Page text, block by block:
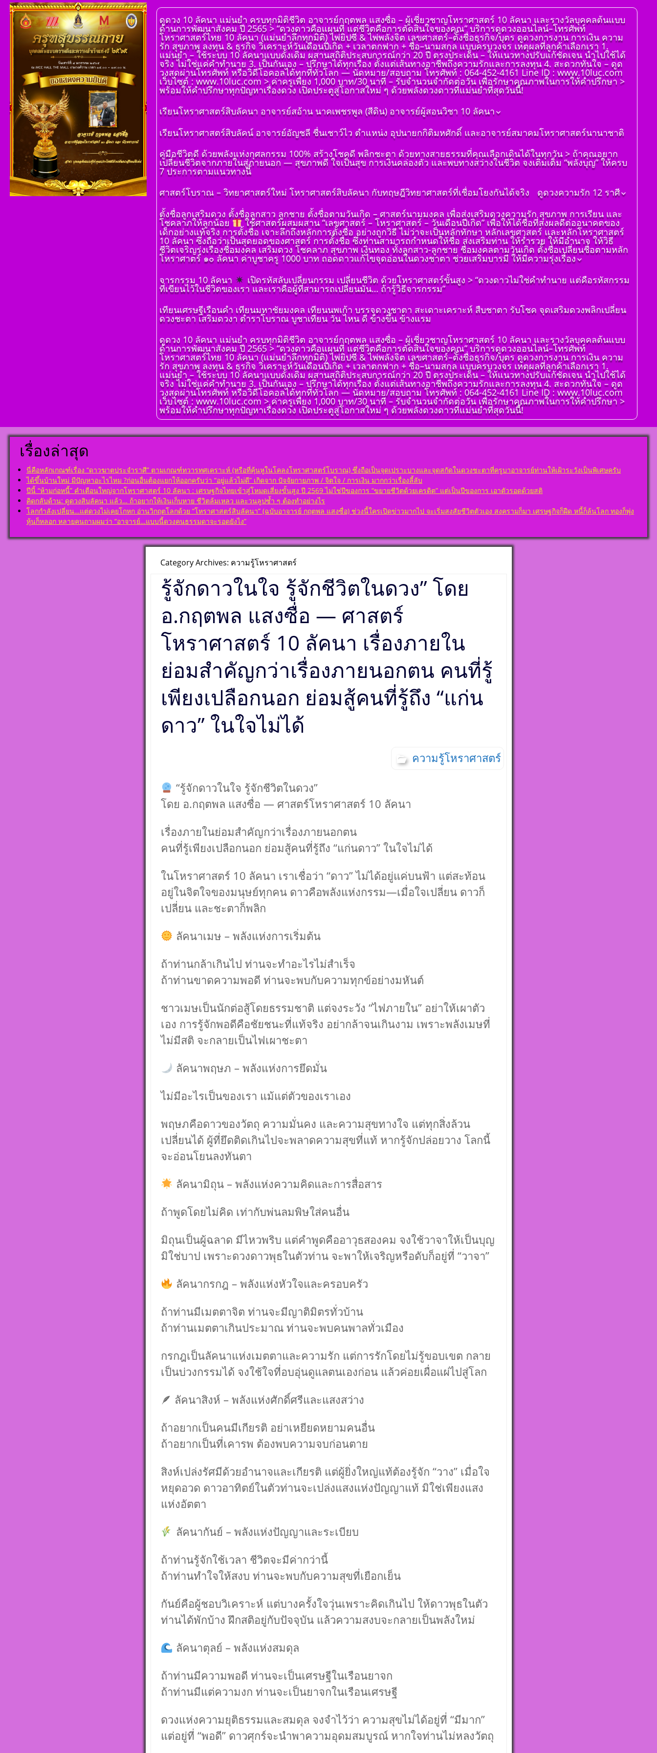
ดูดวง 10 ลัคนา แม่นยำ ครบทุกมิติชีวิต อาจารย์กฤตพล แสงซื่อ – ผู้เชี่ยวชาญโหราศาสตร์ 10 ลัคนา และรางวัลบุคคลต้นแบบ
ด้านการพัฒนาสังคม ปี 2565 > “ดวงดาวคือแผนที่ แต่ชีวิตคือการตัดสินใจของคุณ” บริการดูดวงออนไลน์–โทรศัพท์
โหราศาสตร์ไทย 10 ลัคนา (แม่นยำลึกทุกมิติ) ไพ่ยิปซี & ไพ่พลังจิต เลขศาสตร์–ตั้งชื่อธุรกิจ/บุตร ดูดวงการงาน การเงิน ความ
รัก สุขภาพ ลงทุน & ธุรกิจ วิเคราะห์วันเดือนปีเกิด + เวลาตกฟาก + ชื่อ–นามสกุล แบบครบวงจร เหตุผลที่ลูกค้าเลือกเรา 1.
แม่นยำ – ใช้ระบบ 10 ลัคนาแบบดั้งเดิม ผสานสถิติประสบการณ์กว่า 20 ปี ตรงประเด็น – ให้แนวทางปรับแก้ชัดเจน นำไปใช้ได้
จริง ไม่ใช่แค่คำทำนาย 3. เป็นกันเอง – ปรึกษาได้ทุกเรื่อง ตั้งแต่เส้นทางอาชีพถึงความรักและการลงทุน 4. สะดวกทันใจ – ดูด
วงสดผ่านโทรศัพท์ หรือวิดีโอคอลได้ทุกที่ทั่วโลก — นัดหมาย/สอบถาม โทรศัพท์ : 064-452-4161 Line ID : www.10luc.com
เว็บไซต์ : www.10luc.com > ค่าครูเพียง 1,000 บาท/30 นาที – รับจำนวนจำกัดต่อวัน เพื่อรักษาคุณภาพในการให้คำปรึกษา >
พร้อมให้คำปรึกษาทุกปัญหาเรื่องดวง เปิดประตูสู่โอกาสใหม่ ๆ ด้วยพลังดวงดาวที่แม่นยำที่สุดวันนี้!
เรียนโหราศาสตร์สิบลัคนา อาจารย์สอ้าน นาคเพชรพูล (สีดิน) อาจารย์ผู้สอนวิชา 10 ลัคนา
โ ห ร า ส า ด (ฉบับ
เรียนรู้โดยไม่ต้องถาม)
พูล(สีดิน) บทที่ ๑ บทนำ
โ ห ร า ส า ด (ฉบับ
เรียนรู้โดยไม่ต้องถาม)
โดย สอ้าน นาคเพชร
พูล(สีดิน) บทที่ ๒ พื้น
โ ห ร า ส า ด (ฉบับ
เรียนรู้โดยไม่ต้องถาม)
โดย สอ้าน นาคเพชร
พูล (สีดิน) บทที่ ๓
ดวงดาวและเลขหมาย
แทนดาว
โ ห ร า ส า ด (ฉบับ
เรียนรู้โดยไม่ต้องถาม)
โดย สอ้าน นาคเพชร
พูล (สีดิน) บทที่ ๔ ที่มา
ของดวง ๑๒ ราศีจักร
โ ห ร า ส า ด (ฉบับ
เรียนรู้โดยไม่ต้องถาม)
โดย สอ้าน นาคเพชร
พูล(สีดิน) บทที่ ๕
การนำเอาดวง ๘ ราศี
จักรมาเพื่อพยากรณ์
โ ห ร า ส า ด (ฉบับ
เรียนรู้โดยไม่ต้องถาม)
โดย สอ้าน นาคเพชร
พูล(สีดิน) บทที่ ๖ ดวง
ทักษา
โ ห ร า ส า ด (ฉบับ
ราศีจักร
โ ห ร า ส า ด (ฉบับ
เรียนรู้โดยไม่ต้องถาม)
โดย สอ้าน นาคเพชร
พูล(สีดิน) บทที่ ๘ ดวง
เกษตร
เรียนรู้โดยไม่ต้องถาม)
โดย สอ้าน นาคเพชร
พูล(สีดิน) บทที่ ๙ ดวง
ปรเกษตร (หรือดวง
ประ)
โ ห ร า ส า ด (ฉบับ
เรียนรู้โดยไม่ต้องถาม)
พูล(สีดิน) บทที่ ๑๐ ดวง
มหาอุจ
เรียนโหราศาสตร์สิบลัคน์ อาจารย์อัญชลี ชื่นเชาว์ไว ตำแหน่ง อุปนายกกิติมหศักดิ์ และอาจารย์สมาคมโหราศาสตร์นานาชาติ
คู่มือชีวิตดี ด้วยพลังแห่งกุศลกรรม 100% สร้างโชคดี พลิกชะตา ด้วยทางสายธรรมที่คุณเลือกเดินได้ในทุกวัน > ถ้าคุณอยาก
เปลี่ยนชีวิตจากภายในสู่ภายนอก — สุขภาพดี ใจเป็นสุข การเงินคล่องตัว และพบทางสว่างในชีวิต จงเติมเต็ม “พลังบุญ” ให้ครบ
7 ประการตามแนวทางนี้
ศาสตร์โบราณ – วิทยาศาสตร์ใหม่ โหราศาสตร์สิบลัคนา กับทฤษฎีวิทยาศาสตร์ที่เชื่อมโยงกันได้จริง
ดูดวงความรัก 12 ราศี
ดูดวงราศีเมษ
ดูดวงราศีพฤษภ
ดูดวง ราศีเมถุน
ดูดวง ราศีกรกฎ
ดูดวง ราศีสิงห์
ดูดวง ราศีกันย์
ดูดวง ราศีพิจิก
ดูดวง ราศีมังกร
ราศีมีน
ดูดวง ราศีกุมภ์
ตั้งชื่อลูกเสริมดวง ตั้งชื่อลูกสาว ลูกชาย ตั้งชื่อตามวันเกิด – ศาสตร์นามมงคล เพื่อส่งเสริมดวงความรัก สุขภาพ การเรียน และ
โชคลาภให้ลูกน้อย ใช้ศาสตร์ผสมผสาน “เลขศาสตร์ – โหราศาสตร์ – วันเดือนปีเกิด” เพื่อให้ได้ชื่อที่ส่งผลดีต่ออนาคตของ
เด็กอย่างแท้จริง การตั้งชื่อ เจาะลึกถึงหลักการตั้งชื่อ อย่างถูกวิธี ไม่ว่าจะเป็นหลักทักษา หลักเลขศาสตร์ และหลักโหราศาสตร์
10 ลัคนา ซึ่งถือว่าเป็นสุดยอดของศาสตร์ การตั้งชื่อ ซึ่งท่านสามารถกำหนดให้ชื่อ ส่งเสริมท่าน ให้ร่ำรวย ให้มีอำนาจ ให้วิธี
ชีวิตเจริญรุ่งเรืองชื่อมงคล เสริมดวง โชคลาภ สุขภาพ เงินทอง ทั้งลูกสาว-ลูกชาย ชื่อมงคลตามวันเกิด ตั้งชื่อเปลี่ยนชื่อตามหลัก
โหราศาตร์ ๑๐ ลัคนา ค่าบูชาครู 1000 บาท ถอดดาวแก้ไขจุดอ่อนในดวงชาตา ช่วยเสริมบารมี ให้มีความรุ่งเรื่อง
ตั้งชื่อมงคลคนเกิดวัน
จันทร์ ตั้งชื่อดี เป็น
มงคล ชื่อมงคล ตั้งชื่อ
พลังดาวพระเคราะห์
ตั้งดวงถอดดาวด้วย
โหราศาตร์ ๑๐ ลัคนา
ออกมาเป็นจุดอ่อนจุด
แข็งแก้ไขข้อบกพร่อง
ในพื้นดวงชาตา
ตั้งชื่อมงคลคนเกิดวัน
อังคาร ตั้งชื่อดี เป็น
มงคล ชื่อมงคล ตั้งชื่อ
เลขศาสตร์ มหาทักษา
พลังดาวพระเคราะห์
ตั้งดวงถอดดาวด้วย
โหราศาตร์ ๑๐ ลัคนา
ออกมาเป็นจุดอ่อนจุด
แข็งแก้ไขข้อบกพร่อง
พุธ ตั้งชื่อดี เป็นมงคล
ชื่อมงคล ตั้งชื่อ เลข
ศาสตร์ มหาทักษา พลัง
ดาวพระเคราะห์ ตั้ง
ดวงถอดดาวด้วยโหรา
ศาตร์ ๑๐ ลัคนา ออกมา
เป็นจุดอ่อนจุดแข็ง
ดวงชาตา
พฤหัสบดี ตั้งชื่อดี เป็น
เลขศาสตร์ มหาทักษา
พลังดาวพระเคราะห์
ตั้งดวงถอดดาวด้วย
ออกมาเป็นจุดอ่อนจุด
แข็งแก้ไขข้อบกพร่อง
ในพื้นดวงชาตา
ตั้งชื่อมงคลคนเกิดวัน
ชื่อมงคล ตั้งชื่อ เลข
ศาสตร์ มหาทักษา พลัง
ดวงถอดดาวด้วยโหรา
ศาตร์ ๑๐ ลัคนา ออกมา
แก้ไขข้อบกพร่องในพื้น
ดวงชาตา
ดวงถอดดาวด้วยโหรา
ศาตร์ ๑๐ ลัคนา ออกมา
เป็นจุดอ่อนจุดแข็ง
แก้ไขข้อบกพร่องในพื้น
ตั้งชื่อมงคลคนเกิดวัน
อาทิตย์ ตั้งชื่อดี เป็น
มงคล ชื่อมงคล ตั้งชื่อ
พลังดาวพระเคราะห์
ตั้งดวงถอดดาวด้วย
โหราศาตร์ ๑๐ ลัคนา
ออกมาเป็นจุดอ่อนจุด
แข็งแก้ไขข้อบกพร่อง
ในพื้นดวงชาตา
จารกรรม 10 ลัคนา เปิดรหัสลับเปลี่ยนกรรม เปลี่ยนชีวิต ด้วยโหราศาสตร์ขั้นสูง > “ดวงดาวไม่ใช่คำทำนาย แต่คือรหัสกรรม
ที่เขียนไว้ในชีวิตของเรา และเราคือผู้ที่สามารถเปลี่ยนมัน… ถ้ารู้วิธีจารกรรม”
เทียนเศรษฐีเรือนคำ เทียนมหาชัยมงคล เทียนนพเก้า บรรจุดวงชาตา สะเดาะเคราะห์ สืบชาตา รับโชค จุดเสริมดวงพลิกเปลี่ยน
ดวงชะตา เสริมดวงา ตําราโบราณ บูชาเทียน วัน ไหน ดี ข้างขึ้น ข้างแรม
ดูดวง 10 ลัคนา แม่นยำ ครบทุกมิติชีวิต อาจารย์กฤตพล แสงซื่อ – ผู้เชี่ยวชาญโหราศาสตร์ 10 ลัคนา และรางวัลบุคคลต้นแบบ
ด้านการพัฒนาสังคม ปี 2565 > “ดวงดาวคือแผนที่ แต่ชีวิตคือการตัดสินใจของคุณ” บริการดูดวงออนไลน์–โทรศัพท์
โหราศาสตร์ไทย 10 ลัคนา (แม่นยำลึกทุกมิติ) ไพ่ยิปซี & ไพ่พลังจิต เลขศาสตร์–ตั้งชื่อธุรกิจ/บุตร ดูดวงการงาน การเงิน ความ
รัก สุขภาพ ลงทุน & ธุรกิจ วิเคราะห์วันเดือนปีเกิด + เวลาตกฟาก + ชื่อ–นามสกุล แบบครบวงจร เหตุผลที่ลูกค้าเลือกเรา 1.
แม่นยำ – ใช้ระบบ 10 ลัคนาแบบดั้งเดิม ผสานสถิติประสบการณ์กว่า 20 ปี ตรงประเด็น – ให้แนวทางปรับแก้ชัดเจน นำไปใช้ได้
จริง ไม่ใช่แค่คำทำนาย 3. เป็นกันเอง – ปรึกษาได้ทุกเรื่อง ตั้งแต่เส้นทางอาชีพถึงความรักและการลงทุน 4. สะดวกทันใจ – ดูด
วงสดผ่านโทรศัพท์ หรือวิดีโอคอลได้ทุกที่ทั่วโลก — นัดหมาย/สอบถาม โทรศัพท์ : 064-452-4161 Line ID : www.10luc.com
เว็บไซต์ : www.10luc.com > ค่าครูเพียง 1,000 บาท/30 นาที – รับจำนวนจำกัดต่อวัน เพื่อรักษาคุณภาพในการให้คำปรึกษา >
พร้อมให้คำปรึกษาทุกปัญหาเรื่องดวง เปิดประตูสู่โอกาสใหม่ ๆ ด้วยพลังดวงดาวที่แม่นยำที่สุดวันนี้!
เรื่องล่าสุด
นี่คือหลักเกณฑ์เรื่อง “ดาวฆาตประจำราศี” ตามเกณฑ์ทวารทศเคราะห์ (หรือที่คุ้นหูในโคลงโหราศาสตร์โบราณ) ซึ่งถือเป็นจุดเปราะบางและจุดสกัดในดวงชะตาที่ครูบาอาจารย์ท่านให้เฝ้าระวังเป็นพิเศษครับ
ได้ขึ้นบ้านใหม่ มีปัญหาอะไรไหม ?ก่อนอื่นต้องแยกให้ออกครับว่า “อยู่แล้วไม่ดี” เกิดจาก ปัจจัยกายภาพ / จิตใจ / การเงิน มากกว่าเรื่องลี้ลับ
ปีนี้ “ห้ามก่อหนี้” คำเตือนใหญ่จากโหราศาสตร์ 10 ลัคนา : เศรษฐกิจไทยเข้าสู่โหมดเสี่ยงขั้นสูง ปี 2569 ไม่ใช่ปีของการ “ขยายชีวิตด้วยเครดิต” แต่เป็นปีของการ เอาตัวรอดด้วยสติ
คิดกลับด้าน: ดูดวงสิบลัคนา แล้ว… ถ้าอยากให้เงินเก็บหาย ชีวิตล้มเหลว และวนลูปซ้ำ ๆ ต้องทำอย่างไร
โลกกำลังเปลี่ยน…แต่ดวงไม่เคยโกหก อ่านวิกฤตโลกด้วย “โหราศาสตร์สิบลัคนา” (ฉบับอาจารย์ กฤตพล แสงซื่อ) ช่วงนี้ใครเปิดข่าวมากไป จะเริ่มสงสัยชีวิตตัวเอง สงครามก็มา เศรษฐกิจก็ฝืด หนี้ก็ล้นโลก ทองก็พุ่ง
หุ้นก็หลอก หลายคนถามผมว่า “อาจารย์…แบบนี้ดวงคนธรรมดาจะรอดยังไง”
Category Archives: ความรู้โหราศาสตร์
รู้จักดาวในใจ รู้จักชีวิตในดวง” โดย
อ.กฤตพล แสงซื่อ — ศาสตร์
โหราศาสตร์ 10 ลัคนา เรื่องภายใน
ย่อมสำคัญกว่าเรื่องภายนอกตน คนที่รู้
เพียงเปลือกนอก ย่อมสู้คนที่รู้ถึง “แก่น
ดาว” ในใจไม่ได้
ความรู้โหราศาสตร์
“รู้จักดาวในใจ รู้จักชีวิตในดวง”
โดย อ.กฤตพล แสงซื่อ — ศาสตร์โหราศาสตร์ 10 ลัคนา
เรื่องภายในย่อมสำคัญกว่าเรื่องภายนอกตน
คนที่รู้เพียงเปลือกนอก ย่อมสู้คนที่รู้ถึง “แก่นดาว” ในใจไม่ได้
ในโหราศาสตร์ 10 ลัคนา เราเชื่อว่า “ดาว” ไม่ได้อยู่แค่บนฟ้า แต่สะท้อน
อยู่ในจิตใจของมนุษย์ทุกคน ดาวคือพลังแห่งกรรม—เมื่อใจเปลี่ยน ดาวก็
เปลี่ยน และชะตาก็พลิก
ลัคนาเมษ – พลังแห่งการเริ่มต้น
ถ้าท่านกล้าเกินไป ท่านจะทำอะไรไม่สำเร็จ
ถ้าท่านขาดความพอดี ท่านจะพบกับความทุกข์อย่างมหันต์
ชาวเมษเป็นนักต่อสู้โดยธรรมชาติ แต่จงระวัง “ไฟภายใน” อย่าให้เผาตัว
เอง การรู้จักพอดีคือชัยชนะที่แท้จริง อย่ากล้าจนเกินงาม เพราะพลังเมษที่
ไม่มีสติ จะกลายเป็นไฟเผาชะตา
ลัคนาพฤษภ – พลังแห่งการยึดมั่น
ไม่มีอะไรเป็นของเรา แม้แต่ตัวของเราเอง
พฤษภคือดาวของวัตถุ ความมั่นคง และความสุขทางใจ แต่ทุกสิ่งล้วน
เปลี่ยนได้ ผู้ที่ยึดติดเกินไปจะพลาดความสุขที่แท้ หากรู้จักปล่อยวาง โลกนี้
จะอ่อนโยนลงทันตา
ลัคนามิถุน – พลังแห่งความคิดและการสื่อสาร
ถ้าพูดโดยไม่คิด เท่ากับพ่นลมพิษใส่คนอื่น
มิถุนเป็นผู้ฉลาด มีไหวพริบ แต่คำพูดคืออาวุธสองคม จงใช้วาจาให้เป็นบุญ
มิใช่บาป เพราะดวงดาวพุธในตัวท่าน จะพาให้เจริญหรือดับก็อยู่ที่ “วาจา”
ลัคนากรกฎ – พลังแห่งหัวใจและครอบครัว
ถ้าท่านมีเมตตาจิต ท่านจะมีญาติมิตรทั่วบ้าน
ถ้าท่านเมตตาเกินประมาณ ท่านจะพบคนพาลทั่วเมือง
กรกฎเป็นลัคนาแห่งเมตตาและความรัก แต่การรักโดยไม่รู้ขอบเขต กลาย
เป็นบ่วงกรรมได้ จงใช้ใจที่อบอุ่นดูแลตนเองก่อน แล้วค่อยเผื่อแผ่ไปสู่โลก
🪶 ลัคนาสิงห์ – พลังแห่งศักดิ์ศรีและแสงสว่าง
ถ้าอยากเป็นคนมีเกียรติ อย่าเหยียดหยามคนอื่น
ถ้าอยากเป็นที่เคารพ ต้องพบความจบก่อนตาย
สิงห์เปล่งรัศมีด้วยอำนาจและเกียรติ แต่ผู้ยิ่งใหญ่แท้ต้องรู้จัก “วาง” เมื่อใจ
หยุดอวด ดาวอาทิตย์ในตัวท่านจะเปล่งแสงแห่งปัญญาแท้ มิใช่เพียงแสง
แห่งอัตตา
ลัคนากันย์ – พลังแห่งปัญญาและระเบียบ
ถ้าท่านรู้จักใช้เวลา ชีวิตจะมีค่ากว่านี้
ถ้าท่านทำใจให้สงบ ท่านจะพบกับความสุขที่เยือกเย็น
กันย์คือผู้ชอบวิเคราะห์ แต่บางครั้งใจวุ่นเพราะคิดเกินไป ให้ดาวพุธในตัว
ท่านได้พักบ้าง ฝึกสติอยู่กับปัจจุบัน แล้วความสงบจะกลายเป็นพลังใหม่
ลัคนาตุลย์ – พลังแห่งสมดุล
ถ้าท่านมีความพอดี ท่านจะเป็นเศรษฐีในเรือนยาจก
ถ้าท่านมีแต่ความงก ท่านจะเป็นยาจกในเรือนเศรษฐี
ดวงแห่งความยุติธรรมและสมดุล จงจำไว้ว่า ความสุขไม่ได้อยู่ที่ “มีมาก”
แต่อยู่ที่ “พอดี” ดาวศุกร์จะนำพาความอุดมสมบูรณ์ หากใจท่านไม่หลงวัตถุ